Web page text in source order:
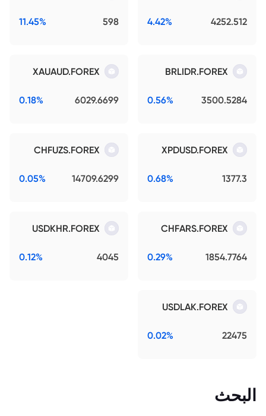
4252.512
4.42%
598
11.45%
BRLIDR.FOREX
3500.5284
0.56%
XAUAUD.FOREX
6029.6699
0.18%
XPDUSD.FOREX
1377.3
0.68%
CHFUZS.FOREX
14709.6299
0.05%
CHFARS.FOREX
1854.7764
0.29%
USDKHR.FOREX
4045
0.12%
USDLAK.FOREX
22475
0.02%
البحث